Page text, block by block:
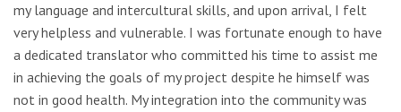
my language and intercultural skills, and upon arrival, I felt
very helpless and vulnerable. I was fortunate enough to have
a dedicated translator who committed his time to assist me
in achieving the goals of my project despite he himself was
not in good health. My integration into the community was